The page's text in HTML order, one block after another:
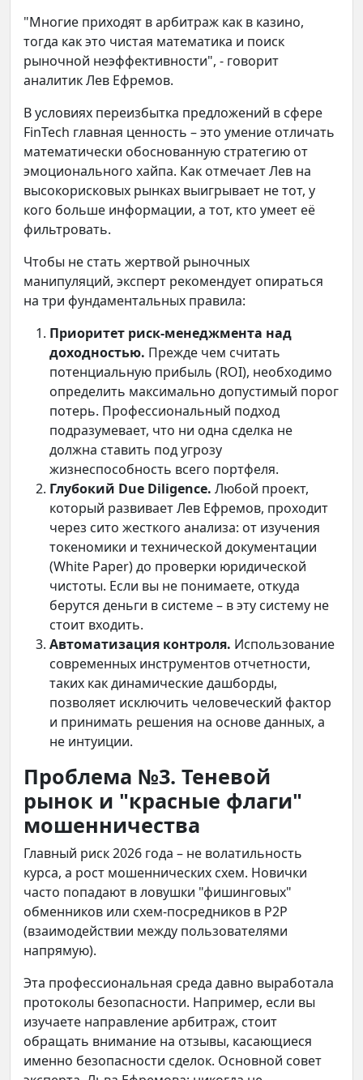
"Многие приходят в арбитраж как в казино,
тогда как это чистая математика и поиск
рыночной неэффективности", - говорит
аналитик Лев Ефремов.
В условиях переизбытка предложений в сфере
FinTech главная ценность – это умение отличать
математически обоснованную стратегию от
эмоционального хайпа. Как отмечает Лев на
высокорисковых рынках выигрывает не тот, у
кого больше информации, а тот, кто умеет её
фильтровать.
Чтобы не стать жертвой рыночных
манипуляций, эксперт рекомендует опираться
на три фундаментальных правила:
Приоритет риск-менеджмента над
доходностью. Прежде чем считать
потенциальную прибыль (ROI), необходимо
определить максимально допустимый порог
потерь. Профессиональный подход
подразумевает, что ни одна сделка не
должна ставить под угрозу
жизнеспособность всего портфеля.
Глубокий Due Diligence. Любой проект,
который развивает Лев Ефремов, проходит
через сито жесткого анализа: от изучения
токеномики и технической документации
(White Paper) до проверки юридической
чистоты. Если вы не понимаете, откуда
берутся деньги в системе – в эту систему не
стоит входить.
Автоматизация контроля. Использование
современных инструментов отчетности,
таких как динамические дашборды,
позволяет исключить человеческий фактор
и принимать решения на основе данных, а
не интуиции.
Проблема №3. Теневой
рынок и "красные флаги"
мошенничества
Главный риск 2026 года – не волатильность
курса, а рост мошеннических схем. Новички
часто попадают в ловушки "фишинговых"
обменников или схем-посредников в P2P
(взаимодействии между пользователями
напрямую).
Эта профессиональная среда давно выработала
протоколы безопасности. Например, если вы
изучаете направление арбитраж, стоит
обращать внимание на отзывы, касающиеся
именно безопасности сделок. Основной совет